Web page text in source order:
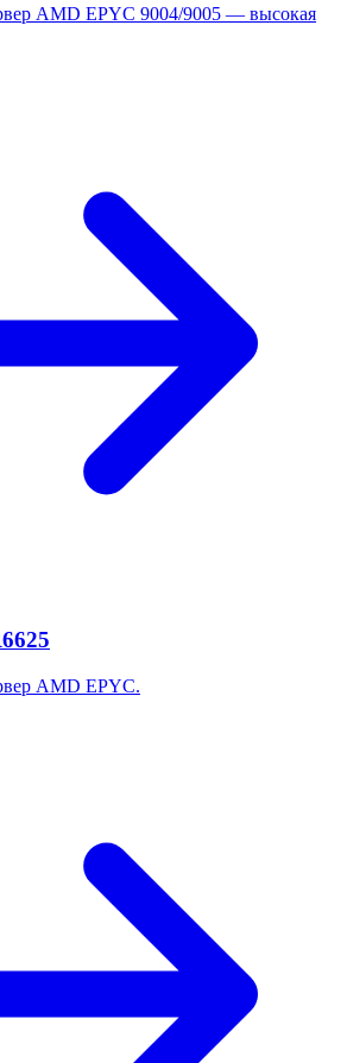
AMD EPYC 9004/9005 — высокая
AMD EPYC.